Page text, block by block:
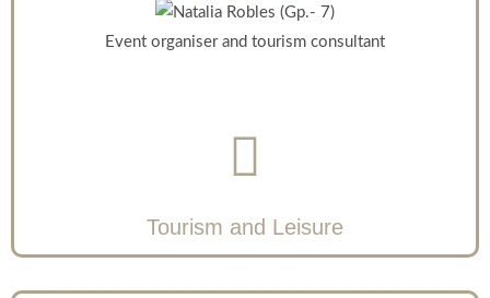
Event organiser and tourism consultant
Tourism and Leisure